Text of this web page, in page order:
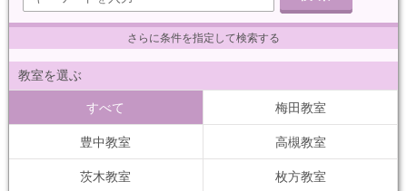
さらに条件を指定して検索する
教室を選ぶ
すべて 梅田教室
豊中教室 高槻教室
茨木教室 枚方教室